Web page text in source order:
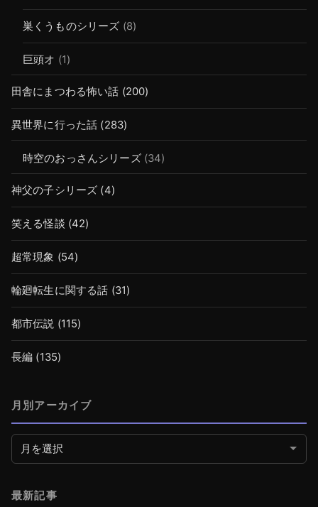
巣くうものシリーズ (8)
巨頭オ (1)
田舎にまつわる怖い話 (200)
異世界に行った話 (283)
時空のおっさんシリーズ(34)
神父の子シリーズ (4)
笑える怪談 (42)
超常現象 (54)
輪廻転生に関する話 (31)
都市伝説 (115)
長編 (135)
月別アーカイブ
月別アーカイブ
最新記事